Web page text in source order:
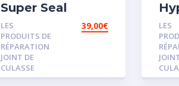
Super Seal
LES
PRODUITS DE
RÉPARATION
JOINT DE
CULASSE
39,00€
LES